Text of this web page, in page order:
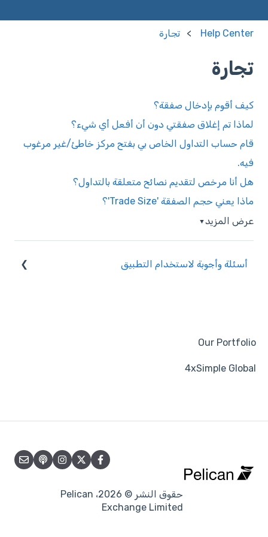
Help Center تجارة
تجارة
كيف أقوم بإدخال صفقة؟
لماذا تم إغلاق صفقتي دون أن أفعل أي شيء؟
قام حساب التداول الخاص بي بفتح مركز خاطئ/غير مرغوب
فيه.
هل أنا مرخص لتقديم نصائح متعلقة بالتداول؟
ماذا يعني حجم الصفقة 'Trade Size'؟
عرض المزيد▼
أسئلة وأجوبة لاستخدام التطبيق
إعدادت الحساب
إشارة / موجّه / إستراتيجية
ماكس السحب / المخاطرة
Our Portfolio
4xSimple Global
حقوق النشر © 2026، Pelican
Exchange Limited